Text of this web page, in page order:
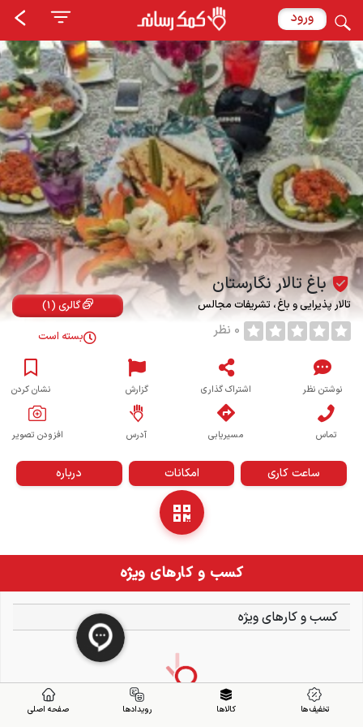
ورود
باغ تالار نگارستان
تالار پذیرایی و باغ تشریفات مجالس گالری (1)
0 نظر بسته است
نوشتن نظر اشتراک گذاری گزارش نشان کردن
تماس مسیریابی آدرس افزودن تصویر
ساعت کاری امکانات درباره
کسب و کارهای ویژه
کسب و کارهای ویژه
تخفیف ها کالاها رویدادها صفحه اصلی